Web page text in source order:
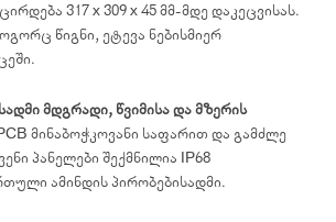
317 x 309 x 45 მმ-მდე დაკეცვისას.
წიგნი, ეტევა ნებისმიერ
მდგრადი, წვიმისა და მზერის
მინაბოჭკოვანი საფარით და გამძლე
პანელები შექმნილია IP68
ამინდის პირობებისადმი.